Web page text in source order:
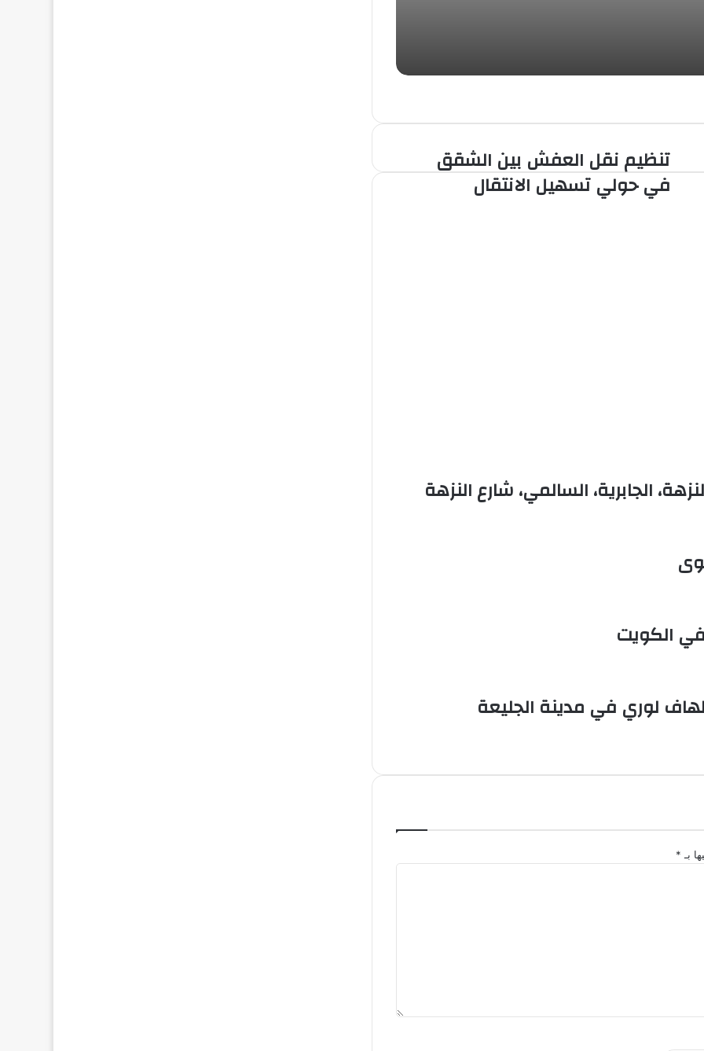
تنظيم نقل العفش بين الشقق
في حولي تسهيل الانتقال
الجابرية، السالمي، شارع النزهة
في الكويت
لوري في مدينة الجليعة
بـ *